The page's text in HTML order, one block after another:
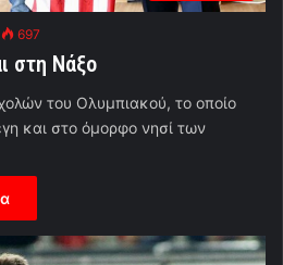
697
στη Νάξο
του Ολυμπιακού, το οποίο
και στο όμορφο νησί των